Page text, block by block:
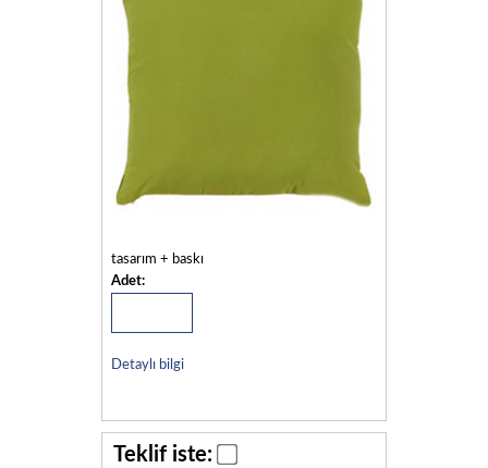
tasarım + baskı
Adet:
Detaylı bilgi
Teklif iste: